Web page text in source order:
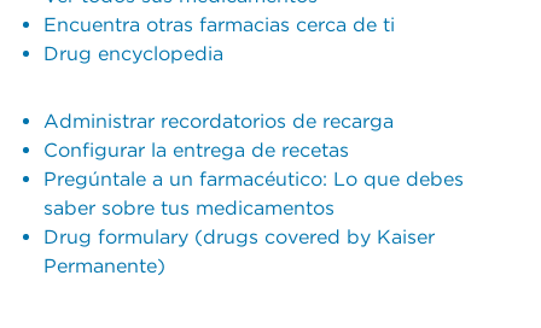
Encuentra otras farmacias cerca de ti
Drug encyclopedia
Administrar recordatorios de recarga
Configurar la entrega de recetas
Pregúntale a un farmacéutico: Lo que debes
saber sobre tus medicamentos
Drug formulary (drugs covered by Kaiser
Permanente)